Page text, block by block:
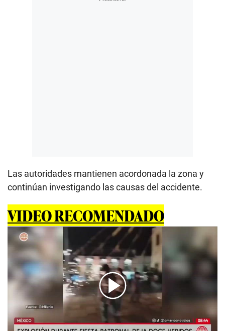
Las autoridades mantienen acordonada la zona y
continúan investigando las causas del accidente.
VIDEO RECOMENDADO